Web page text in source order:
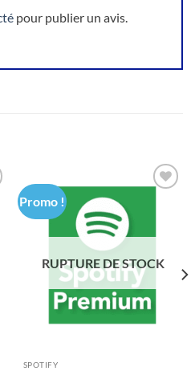
pour publier un avis.
Promo !
à la liste
souhaits
RUPTURE DE STOCK
SPOTIFY